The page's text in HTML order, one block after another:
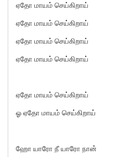
ஏதோ மாயம் செய்கிறாய்
ஏதோ மாயம் செய்கிறாய்
ஏதோ மாயம் செய்கிறாய்
ஏதோ மாயம் செய்கிறாய்
ஏதோ மாயம் செய்கிறாய்
ஓ ஏதோ மாயம் செய்கிறாய்
ஹோ யாரோ நீ யாரோ நான்